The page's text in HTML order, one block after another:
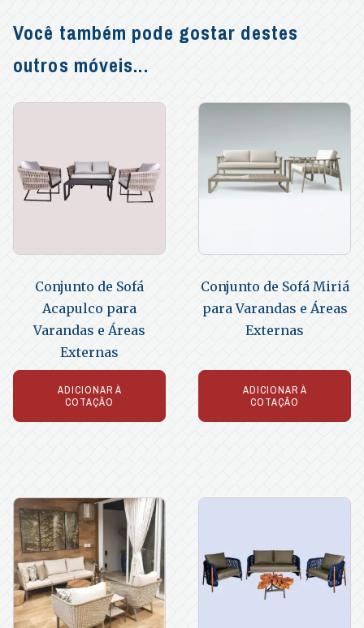
Você também pode gostar destes
outros móveis...
Conjunto de Sofá
Acapulco para
Varandas e Áreas
Externas
ADICIONAR À
COTAÇÃO
Conjunto de Sofá Miriá
para Varandas e Áreas
Externas
ADICIONAR À
COTAÇÃO